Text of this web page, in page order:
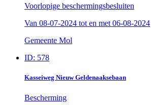
Voorlopige beschermingsbesluiten
Van 08-07-2024 tot en met 06-08-2024
Gemeente Mol
ID: 578
Kasseiweg Nieuw Geldenaaksebaan
Bescherming